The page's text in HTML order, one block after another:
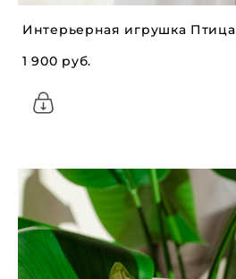
Интерьерная игрушка Птица
1 900 pуб.